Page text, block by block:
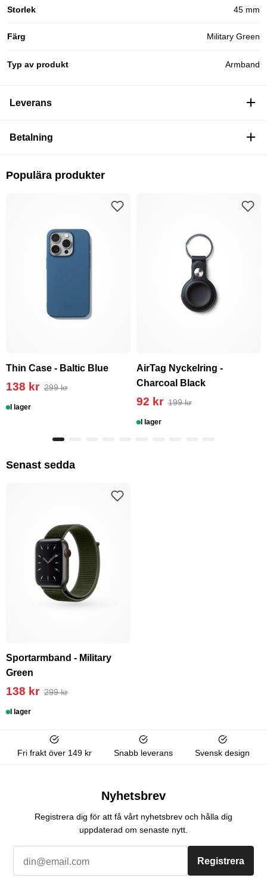
Storlek 45 mm
Färg Military Green
Typ av produkt Armband
Leverans
Betalning
Populära produkter
Thin Case - Baltic Blue
138 kr 299 kr
I lager
AirTag Nyckelring -
Charcoal Black
92 kr 199 kr
I lager
Senast sedda
Sportarmband - Military
Green
138 kr 299 kr
I lager
Fri frakt över 149 kr Snabb leverans Svensk design
Nyhetsbrev
Registrera dig för att få vårt nyhetsbrev och hålla dig
uppdaterad om senaste nytt.
Registrera